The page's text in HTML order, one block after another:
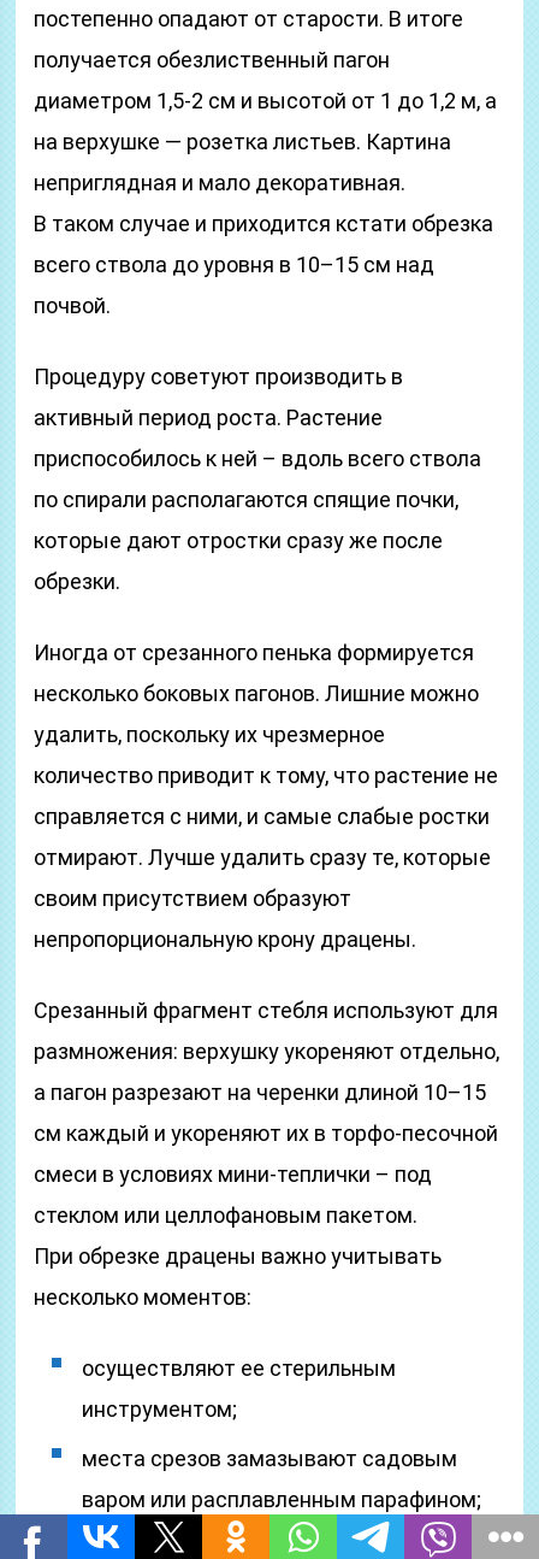
постепенно опадают от старости. В итоге
получается обезлиственный пагон
диаметром 1,5-2 см и высотой от 1 до 1,2 м, а
на верхушке — розетка листьев. Картина
неприглядная и мало декоративная.
В таком случае и приходится кстати обрезка
всего ствола до уровня в 10–15 см над
почвой.
Процедуру советуют производить в
активный период роста. Растение
приспособилось к ней – вдоль всего ствола
по спирали располагаются спящие почки,
которые дают отростки сразу же после
обрезки.
Иногда от срезанного пенька формируется
несколько боковых пагонов. Лишние можно
удалить, поскольку их чрезмерное
количество приводит к тому, что растение не
справляется с ними, и самые слабые ростки
отмирают. Лучше удалить сразу те, которые
своим присутствием образуют
непропорциональную крону драцены.
Срезанный фрагмент стебля используют для
размножения: верхушку укореняют отдельно,
а пагон разрезают на черенки длиной 10–15
см каждый и укореняют их в торфо-песочной
смеси в условиях мини-теплички – под
стеклом или целлофановым пакетом.
При обрезке драцены важно учитывать
несколько моментов:
осуществляют ее стерильным
инструментом;
места срезов замазывают садовым
варом или расплавленным парафином;
во время обрезки лезвие ножа или